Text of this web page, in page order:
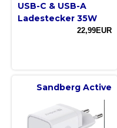
USB-C & USB-A
Ladestecker 35W
22,99EUR
Sandberg Active